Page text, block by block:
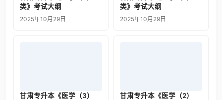
类》考试大纲
2025年10月29日
类》考试大纲
2025年10月29日
甘肃专升本《医学（3）
甘肃专升本《医学（2）